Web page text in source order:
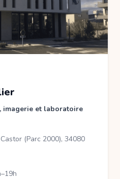
imagerie et laboratoire
(Parc 2000), 34080